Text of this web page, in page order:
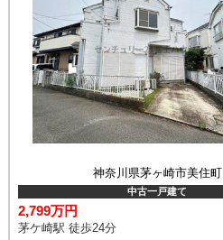
神奈川県茅ヶ崎市美住町
中古一戸建て
2,799万円
茅ケ崎駅 徒歩24分